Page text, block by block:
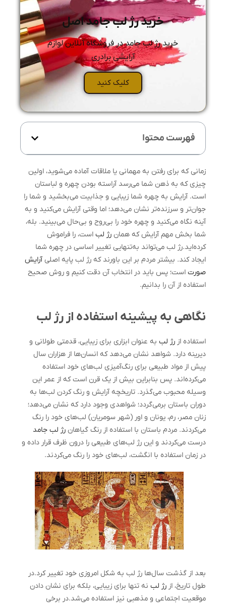
خرید رژ لب جامد اصل
خرید رژ لب جامد در فروشگاه آنلاین لوازم
آرایشی برادری
کلیک کنید
فهرست محتوا
زمانی که برای رفتن به مهمانی یا ملاقات آماده می‌شوید، اولین
چیزی که به ذهن شما می‌رسد آراسته بودن چهره و لباستان
است. آرایش به چهره شما زیبایی و جذابیت می‌بخشید و شما را
جوان‌تر و سرزنده‌تر نشان می‌دهد؛ اما وقتی آرایش می‌کنید و به
آینه نگاه می‌کنید و چهره خود را بی‌روح و بی‌حال می‌بینید. بله،
شما بخش مهم آرایش که همان رژ لب است، را فراموش
کرده‌اید.رژ لب می‌تواند به‌تنهایی تغییر اساسی در چهره شما
ایجاد کند. بیشتر مردم بر این باورند که رژ لب پایه اصلیآرایش
صورت است؛ پس باید در انتخاب آن دقت کنیم و روش صحیح
استفاده از آن را بدانیم.
نگاهی به پیشینه استفاده از رژ لب
استفاده از رژ لب به عنوان ابزاری برای زیبایی، قدمتی طولانی و
دیرینه دارد. شواهد نشان می‌دهد که انسان‌ها از هزاران سال
پیش از مواد طبیعی برای رنگ‌آمیزی لب‌های خود استفاده
می‌کرده‌اند. پس بنابراین بیش از یک قرن است که از عمر این
وسیله محبوب می‌گذرد. تاریخچه آرایش و رنگ کردن لب‌ها به
دوران باستان بر‌می‌گردد؛ شواهدی وجود دارد که نشان می‌دهد؛
زنان مصر، رم، یونان و اور (شهر سومریان) لب‌های خود را رنگ
می‌کردند. مردم باستان با استفاده از رنگ گیاهان رژ لب جامد
درست می‌کردند و این رژ لب‌‌های طبیعی را درون ظرف قرار داده و
در زمان استفاده با انگشت، لب‌های خود را رنگ می‌کردند.
بعد از گذشت سال‌ها رژ لب به شکل امروزی خود تغییر کرد.در
طول تاریخ، از رژ لب نه تنها برای زیبایی، بلکه برای نشان دادن
موقعیت اجتماعی و مذهبی نیز استفاده می‌شد.در برخی